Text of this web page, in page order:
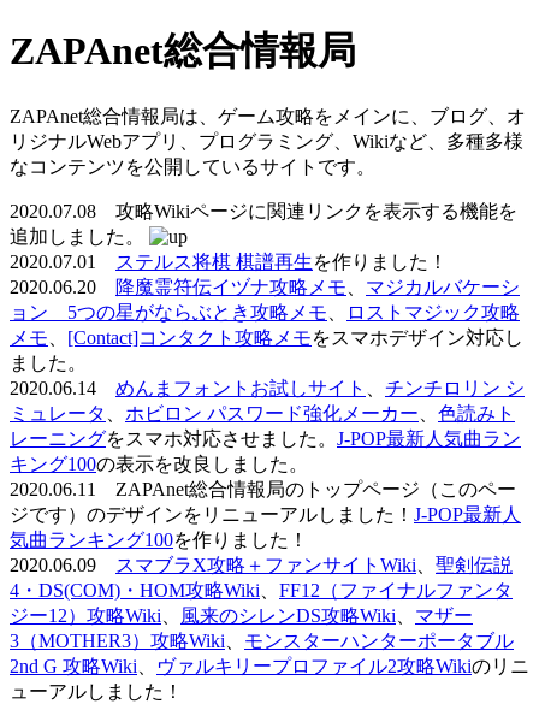
ZAPAnet総合情報局
ZAPAnet総合情報局は、ゲーム攻略をメインに、ブログ、オ
リジナルWebアプリ、プログラミング、Wikiなど、多種多様
なコンテンツを公開しているサイトです。
2020.07.08 攻略Wikiページに関連リンクを表示する機能を
追加しました。
2020.07.01
ステルス将棋 棋譜再生を作りました！
2020.06.20
降魔霊符伝イヅナ攻略メモ
マジカルバケーシ
ョン 5つの星がならぶとき攻略メモ
ロストマジック攻略
メモ
[Contact]コンタクト攻略メモをスマホデザイン対応し
ました。
2020.06.14 めんまフォントお試しサイト
チンチロリン シ
ミュレータ
ホビロン パスワード強化メーカー
色読みト
レーニングをスマホ対応させました。 J-POP最新人気曲ラン
キング100の表示を改良しました。
2020.06.11 ZAPAnet総合情報局のトップページ（このペー
ジです）のデザインをリニューアルしました！ J-POP最新人
気曲ランキング100を作りました！
2020.06.09
スマブラX攻略＋ファンサイトWiki
聖剣伝説
4・DS(COM)・HOM攻略Wiki
FF12（ファイナルファンタ
ジー12）攻略Wiki
風来のシレンDS攻略Wiki
マザー
3（MOTHER3）攻略Wiki
モンスターハンターポータブル
2nd G 攻略Wiki
ヴァルキリープロファイル2攻略Wikiのリニ
ューアルしました！